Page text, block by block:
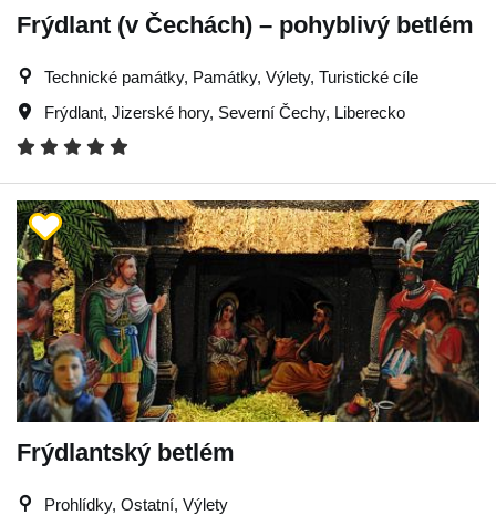
Frýdlant (v Čechách) – pohyblivý betlém
Technické památky, Památky, Výlety, Turistické cíle
Frýdlant, Jizerské hory, Severní Čechy, Liberecko
Frýdlantský betlém
Prohlídky, Ostatní, Výlety